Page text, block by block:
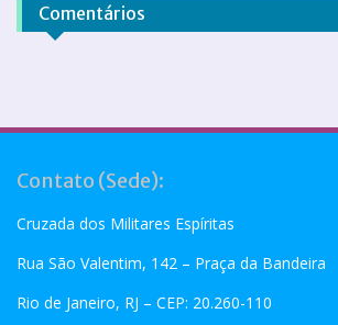
Comentários
Contato (Sede):
Cruzada dos Militares Espíritas
Rua São Valentim, 142 – Praça da Bandeira
Rio de Janeiro, RJ – CEP: 20.260-110